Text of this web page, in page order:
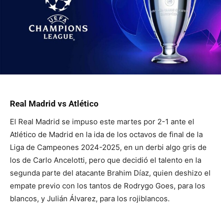
Real Madrid vs Atlético
El Real Madrid se impuso este martes por 2-1 ante el
Atlético de Madrid en la ida de los octavos de final de la
Liga de Campeones 2024-2025, en un derbi algo gris de
los de Carlo Ancelotti, pero que decidió el talento en la
segunda parte del atacante Brahim Díaz, quien deshizo el
empate previo con los tantos de Rodrygo Goes, para los
blancos, y Julián Álvarez, para los rojiblancos.